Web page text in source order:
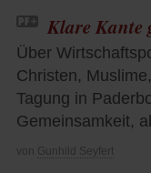
Klare Kante
Über
Christen,
Tagung in
Gemeinsamkeit,
von Gunhild Seyfert